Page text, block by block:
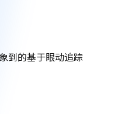
到的基于眼动追踪